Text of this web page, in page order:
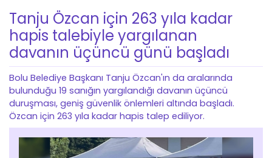
Tanju Özcan için 263 yıla kadar
hapis talebiyle yargılanan
davanın üçüncü günü başladı
Bolu Belediye Başkanı Tanju Özcan'ın da aralarında
bulunduğu 19 sanığın yargılandığı davanın üçüncü
duruşması, geniş güvenlik önlemleri altında başladı.
Özcan için 263 yıla kadar hapis talep ediliyor.